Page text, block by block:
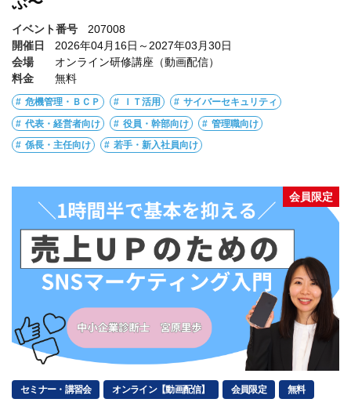
イベント番号
207008
開催日
2026年04月16日～2027年03月30日
会場
オンライン研修講座（動画配信）
料金
無料
危機管理・ＢＣＰ ＩＴ活用 サイバーセキュリティ
代表・経営者向け 役員・幹部向け 管理職向け
係長・主任向け 若手・新入社員向け
会員限定
セミナー・講習会 オンライン【動画配信】 会員限定 無料